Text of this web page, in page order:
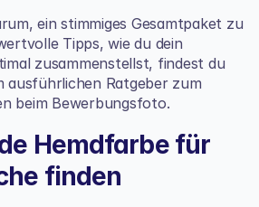
ein stimmiges Gesamtpaket zu
Tipps, wie du dein
zusammenstellst, findest du
ausführlichen Ratgeber zum
beim Bewerbungsfoto.
Hemdfarbe für
finden